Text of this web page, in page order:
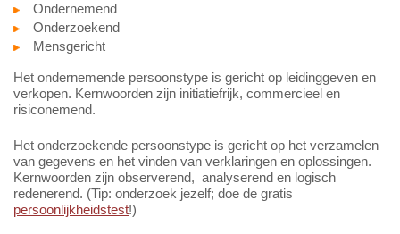
Ondernemend
Onderzoekend
Mensgericht
Het ondernemende persoonstype is gericht op leidinggeven en
verkopen. Kernwoorden zijn initiatiefrijk, commercieel en
risiconemend.
Het onderzoekende persoonstype is gericht op het verzamelen
van gegevens en het vinden van verklaringen en oplossingen.
Kernwoorden zijn observerend, analyserend en logisch
redenerend. (Tip: onderzoek jezelf; doe de gratis
persoonlijkheidstest!)